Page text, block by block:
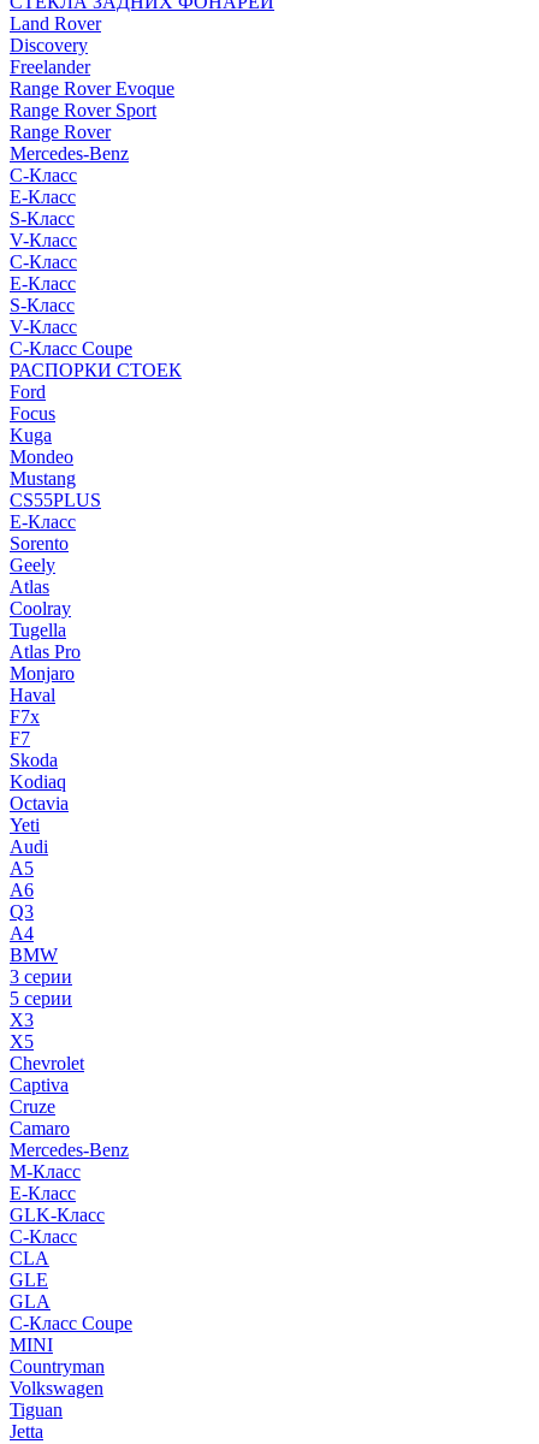
Land Rover
Discovery
Freelander
Range Rover Evoque
Range Rover Sport
Range Rover
Mercedes-Benz
C-Класс
E-Класс
S-Класс
V-Класс
C-Класс
E-Класс
S-Класс
V-Класс
C-Класс Coupe
РАСПОРКИ СТОЕК
Ford
Focus
Kuga
Mondeo
Mustang
CS55PLUS
E-Класс
Sorento
Geely
Atlas
Coolray
Tugella
Atlas Pro
Monjaro
Haval
F7x
F7
Skoda
Kodiaq
Octavia
Yeti
Audi
A5
A6
Q3
A4
BMW
3 серии
5 серии
X3
X5
Chevrolet
Captiva
Cruze
Camaro
Mercedes-Benz
M-Класс
E-Класс
GLK-Класс
C-Класс
CLA
GLE
GLA
C-Класс Coupe
MINI
Countryman
Volkswagen
Tiguan
Jetta